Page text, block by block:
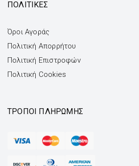
ΠΟΛΙΤΙΚΕΣ
Όροι Αγοράς
Πολιτική Απορρήτου
Πολιτική Επιστροφών
Πολιτική Cookies
ΤΡΌΠΟΙ ΠΛΗΡΩΜΉΣ